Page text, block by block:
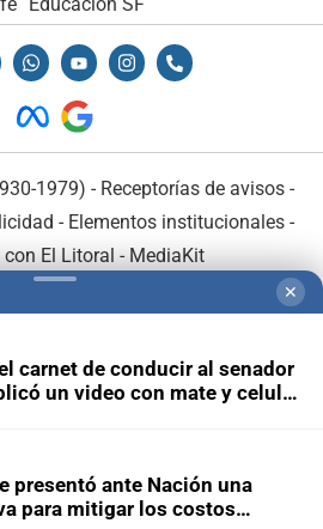
Educacion SF
1979) - Receptorías de avisos -
- Elementos institucionales-
El Litoral - MediaKit
con:
✕
carnet de conducir al senador
un video con mate y celular
presentó ante Nación una
para mitigar los costos